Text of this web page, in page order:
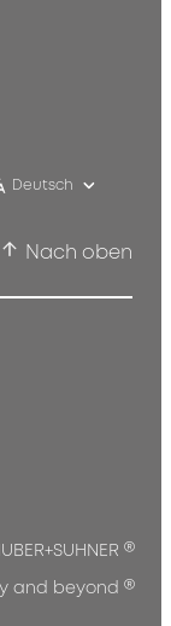
Deutsch
Nach oben
®
and beyond ®